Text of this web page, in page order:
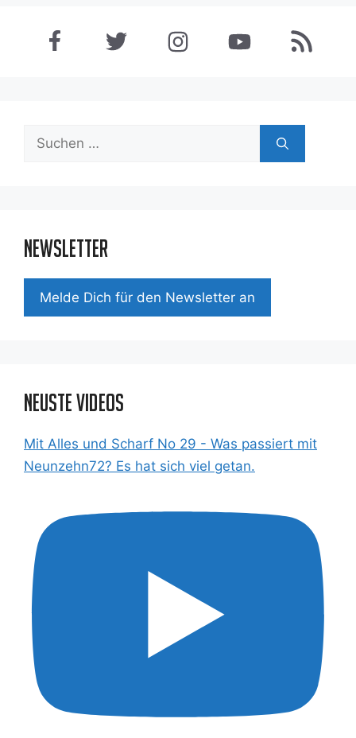
Suchen
Newsletter
Mel­de Dich für den News­let­ter an
Neuste Videos
Mit Alles und Scharf No 29 - Was passiert mit
Neunzehn72? Es hat sich viel getan.